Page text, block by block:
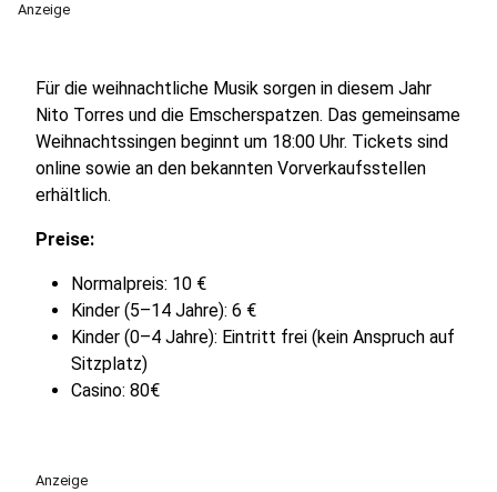
Anzeige
Für die weihnachtliche Musik sorgen in diesem Jahr
Nito Torres und die Emscherspatzen. Das gemeinsame
Weihnachtssingen beginnt um 18:00 Uhr. Tickets sind
online sowie an den bekannten Vorverkaufsstellen
erhältlich.
Preise:
Normalpreis: 10 €
Kinder (5–14 Jahre): 6 €
Kinder (0–4 Jahre): Eintritt frei (kein Anspruch auf
Sitzplatz)
Casino: 80€
Anzeige